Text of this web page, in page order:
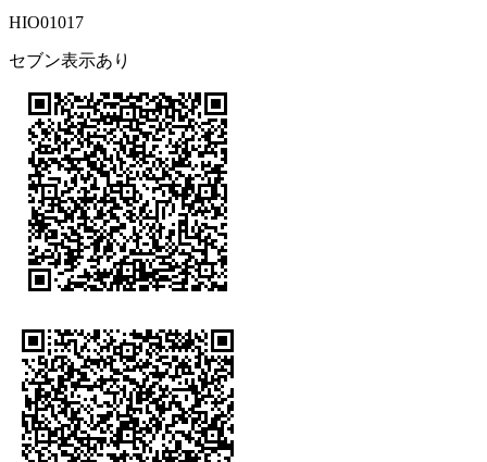
HIO01017
セブン表示あり